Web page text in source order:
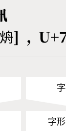
] ,
字